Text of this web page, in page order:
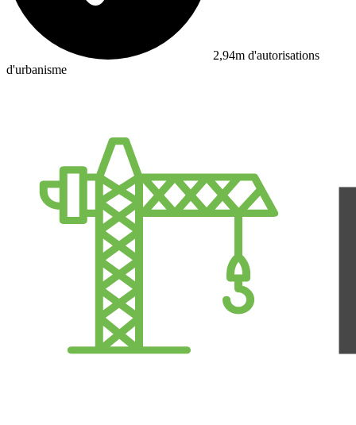
2,94m d'autorisations
d'urbanisme